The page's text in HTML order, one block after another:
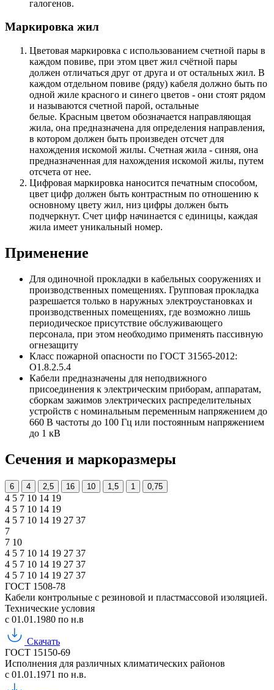
галогенов.
Маркировка жил
Цветовая маркировка с использованием счетной пары в
каждом повиве, при этом цвет жил счётной пары
должен отличаться друг от друга и от остальных жил. В
каждом отдельном повиве (ряду) кабеля должно быть по
одной жиле красного и синего цветов - они стоят рядом
и называются счетной парой, остальные
белые. Красным цветом обозначается направляющая
жила, она предназначена для определения направления,
в котором должен быть произведен отсчет для
нахождения искомой жилы. Счетная жила - синяя, она
предназначенная для нахождения искомой жилы, путем
отсчета от нее.
Цифровая маркировка наносится печатным способом,
цвет цифр должен быть контрастным по отношению к
основному цвету жил, низ цифры должен быть
подчеркнут. Счет цифр начинается с единицы, каждая
жила имеет уникальный номер.
Применение
Для одиночной прокладки в кабельных сооружениях и
производственных помещениях. Групповая прокладка
разрешается только в наружных электроустановках и
производственных помещениях, где возможно лишь
периодическое присутствие обслуживающего
персонала, при этом необходимо применять пассивную
огнезащиту
Класс пожарной опасности по ГОСТ 31565-2012:
О1.8.2.5.4
Кабели предназначены для неподвижного
присоединения к электрическим приборам, аппаратам,
сборкам зажимов электрических распределительных
устройств с номинальным переменным напряжением до
660 В частоты до 100 Гц или постоянным напряжением
до 1 кВ
Сечения и маркоразмеры
6 4 2,5 16 10 1,5 1 0,75
4 5 7 10 14 19
4 5 7 10 14 19
4 5 7 10 14 19 27 37
7
7 10
4 5 7 10 14 19 27 37
4 5 7 10 14 19 27 37
4 5 7 10 14 19 27 37
ГОСТ 1508-78
Кабели контрольные с резиновой и пластмассовой изоляцией.
Технические условия
с 01.01.1980 по н.в
Скачать
ГОСТ 15150-69
Исполнения для различных климатических районов
с 01.01.1971 по н.в.